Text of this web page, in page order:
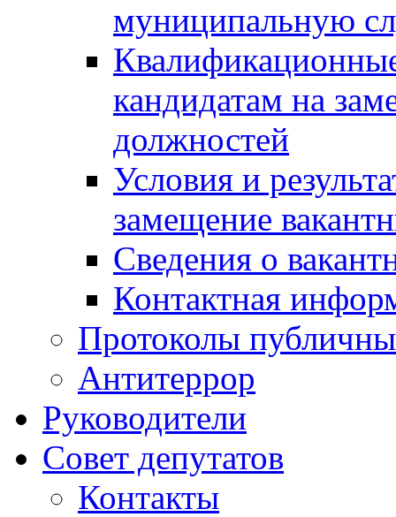
муниципальную
кандидатам на
должностей
Условия и
замещение
Сведения о
Контактная
Протоколы
Антитеррор
Руководители
Совет депутатов
Контакты